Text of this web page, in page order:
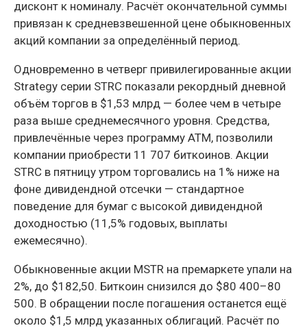
дисконт к номиналу. Расчёт окончательной суммы
привязан к средневзвешенной цене обыкновенных
акций компании за определённый период.
Одновременно в четверг привилегированные акции
Strategy серии STRC показали рекордный дневной
объём торгов в $1,53 млрд — более чем в четыре
раза выше среднемесячного уровня. Средства,
привлечённые через программу ATM, позволили
компании приобрести 11 707 биткоинов. Акции
STRC в пятницу утром торговались на 1% ниже на
фоне дивидендной отсечки — стандартное
поведение для бумаг с высокой дивидендной
доходностью (11,5% годовых, выплаты
ежемесячно).
Обыкновенные акции MSTR на премаркете упали на
2%, до $182,50. Биткоин снизился до $80 400–80
500. В обращении после погашения останется ещё
около $1,5 млрд указанных облигаций. Расчёт по